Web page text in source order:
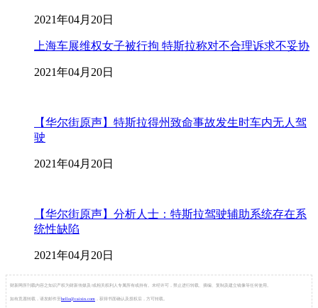
2021年04月20日
上海车展维权女子被行拘 特斯拉称对不合理诉求不妥协
2021年04月20日
【华尔街原声】特斯拉得州致命事故发生时车内无人驾
驶
2021年04月20日
【华尔街原声】分析人士：特斯拉驾驶辅助系统存在系
统性缺陷
2021年04月20日
财新网所刊载内容之知识产权为财新传媒及/或相关权利人专属所有或持有。未经许可，禁止进行转载、摘编、复制及建立镜像等任何使用。
如有意愿转载，请发邮件至 hello@caixin.com ，获得书面确认及授权后，方可转载。